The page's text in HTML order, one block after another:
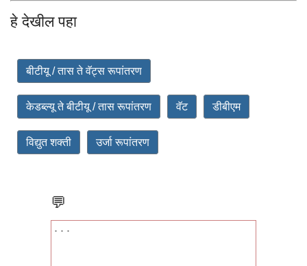
हे देखील पहा
बीटीयू / तास ते वॅट्स रूपांतरण
केडब्ल्यू ते बीटीयू / तास रूपांतरण वॅट डीबीएम
विद्युत शक्ती उर्जा रूपांतरण
💬